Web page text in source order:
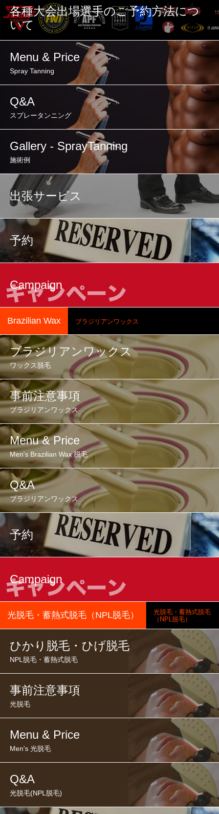
各種大会出場選手のご予約方法につ
いて
Menu & Price
Spray Tanning
Q&A
スプレータンニング
Gallery - SprayTanning
施術例
出張サービス
予約
Campaign
Brazilian Wax ブラジリアンワックス
ブラジリアンワックス
ワックス脱毛
事前注意事項
ブラジリアンワックス
Menu & Price
Men's Brazilian Wax 脱毛
Q&A
ブラジリアンワックス
予約
Campaign
光脱毛・蓄熱式脱毛（NPL脱毛）
光脱毛・蓄熱式脱毛
（NPL脱毛）
ひかり脱毛・ひげ脱毛
NPL脱毛・蓄熱式脱毛
事前注意事項
光脱毛
Menu & Price
Men's 光脱毛
Q&A
光脱毛(NPL脱毛)